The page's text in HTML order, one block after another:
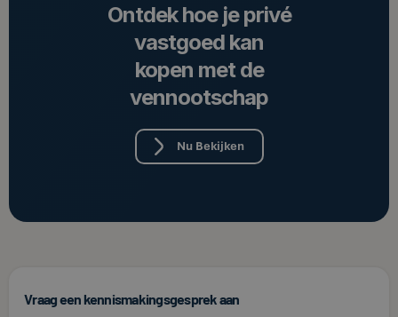
Ontdek hoe je privé
vastgoed kan
kopen met de
vennootschap
Nu Bekijken
Vraag een kennismakingsgesprek aan